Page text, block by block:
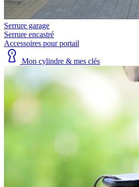
Serrure garage
Serrure encastré
Accessoires pour portail
Mon cylindre & mes clés